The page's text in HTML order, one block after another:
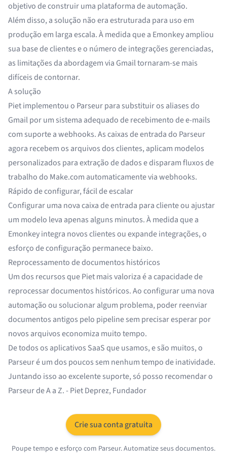
objetivo de construir uma plataforma de automação.
Além disso, a solução não era estruturada para uso em
produção em larga escala. À medida que a Emonkey ampliou
sua base de clientes e o número de integrações gerenciadas,
as limitações da abordagem via Gmail tornaram-se mais
difíceis de contornar.
A solução
Piet implementou o Parseur para substituir os aliases do
Gmail por um sistema adequado de recebimento de e-mails
com suporte a webhooks. As caixas de entrada do Parseur
agora recebem os arquivos dos clientes, aplicam modelos
personalizados para extração de dados e disparam fluxos de
trabalho do Make.com automaticamente via webhooks.
Rápido de configurar, fácil de escalar
Configurar uma nova caixa de entrada para cliente ou ajustar
um modelo leva apenas alguns minutos. À medida que a
Emonkey integra novos clientes ou expande integrações, o
esforço de configuração permanece baixo.
Reprocessamento de documentos históricos
Um dos recursos que Piet mais valoriza é a capacidade de
reprocessar documentos históricos. Ao configurar uma nova
automação ou solucionar algum problema, poder reenviar
documentos antigos pelo pipeline sem precisar esperar por
novos arquivos economiza muito tempo.
De todos os aplicativos SaaS que usamos, e são muitos, o
Parseur é um dos poucos sem nenhum tempo de inatividade.
Juntando isso ao excelente suporte, só posso recomendar o
Parseur de A a Z. - Piet Deprez, Fundador
Crie sua conta gratuita
Poupe tempo e esforço com Parseur. Automatize seus documentos.